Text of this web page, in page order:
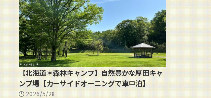
【北海道＊森林キャンプ】自然豊かな厚田キャ
ンプ場【カーサイドオーニングで車中泊】
2026/5/28